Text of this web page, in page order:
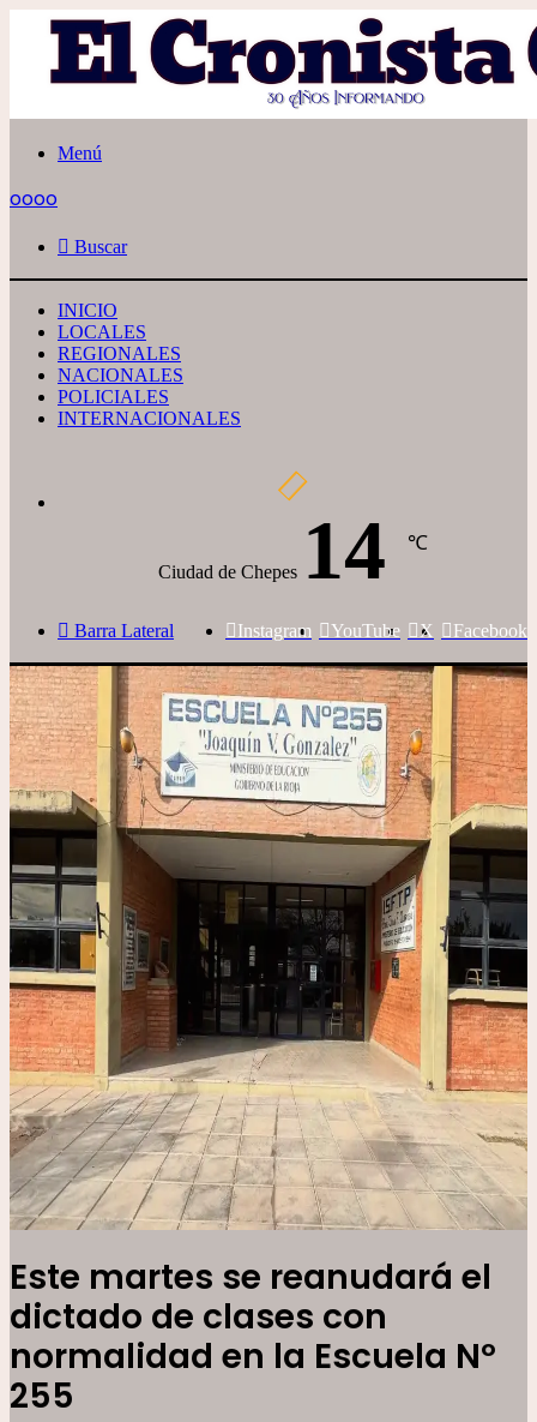
Menú
oooo
Buscar
INICIO
LOCALES
REGIONALES
NACIONALES
POLICIALES
INTERNACIONALES
Ciudad de Chepes 14 ℃
Facebook
X
YouTube
Instagram
Barra Lateral
Este martes se reanudará el
dictado de clases con
normalidad en la Escuela Nº
255